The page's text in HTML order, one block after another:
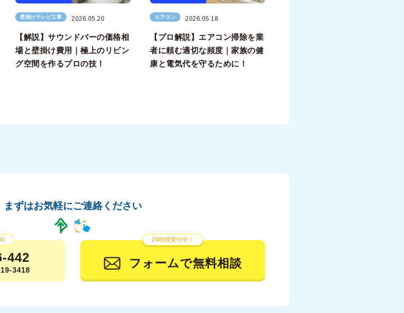
壁掛けテレビ工事 2026.05.20
【解説】サウンドバーの価格相
場と壁掛け費用｜極上のリビン
グ空間を作るプロの技！
エアコン 2026.05.18
【プロ解説】エアコン掃除を業
者に頼む適切な頻度｜家族の健
康と電気代を守るために！
まずはお気軽にご連絡ください
442
3418
24時間受付中！
フォームで無料相談